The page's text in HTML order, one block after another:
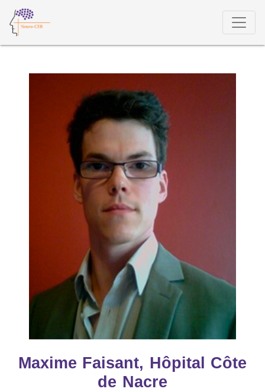
Maxime Faisant, Hôpital Côte
de Nacre